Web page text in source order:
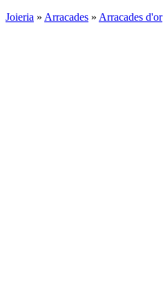
Joieria » Arracades » Arracades d'or